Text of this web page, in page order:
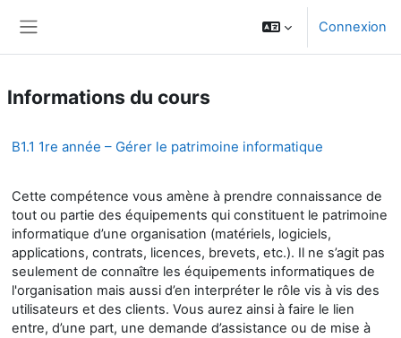
Connexion
Informations du cours
B1.1 1re année – Gérer le patrimoine informatique
Cette compétence vous amène à prendre connaissance de
tout ou partie des équipements qui constituent le patrimoine
informatique d’une organisation (matériels, logiciels,
applications, contrats, licences, brevets, etc.). Il ne s’agit pas
seulement de connaître les équipements informatiques de
l'organisation mais aussi d’en interpréter le rôle vis à vis des
utilisateurs et des clients. Vous aurez ainsi à faire le lien
entre, d’une part, une demande d’assistance ou de mise à